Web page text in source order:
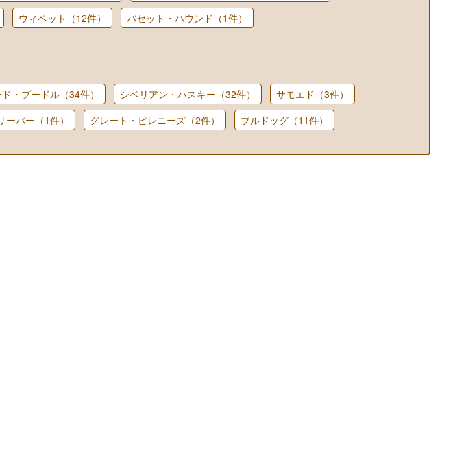
ウィペット（12件）
バセット・ハウンド（1件）
・プードル（34件） シベリアン・ハスキー（32件）
サモエド（3件）
バー（1件） グレート・ピレニーズ（2件） ブルドッグ（11件）